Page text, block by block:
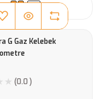
G Gaz Kelebek
(0.0 )